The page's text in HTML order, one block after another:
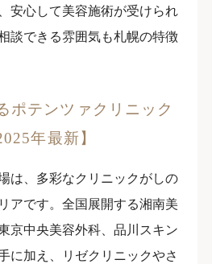
安心して美容施術が受けられ
談できる雰囲気も札幌の特徴
ポテンツァクリニック
年最新】
は、多彩なクリニックがしの
アです。全国展開する湘南美
京中央美容外科、品川スキン
に加え、リゼクリニックやさ